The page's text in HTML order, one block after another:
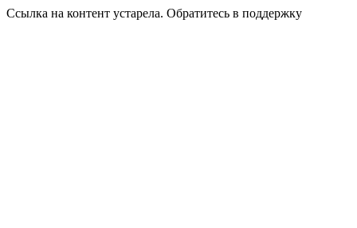
Ссылка на контент устарела. Обратитесь в поддержку